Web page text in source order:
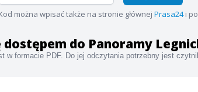
można wpisać także na stronie głównej Prasa24i
dostępem do Panoramy
w formacie PDF. Do jej odczytania potrzebny jest